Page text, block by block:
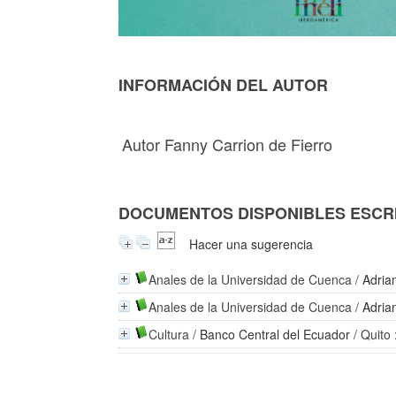
INFORMACIÓN DEL AUTOR
Autor Fanny Carrion de Fierro
DOCUMENTOS DISPONIBLES
Hacer una sugerencia
Anales de la Universidad de Cuenca /
Anales de la Universidad de Cuenca /
Cultura / Banco Central del Ecuador / Quito